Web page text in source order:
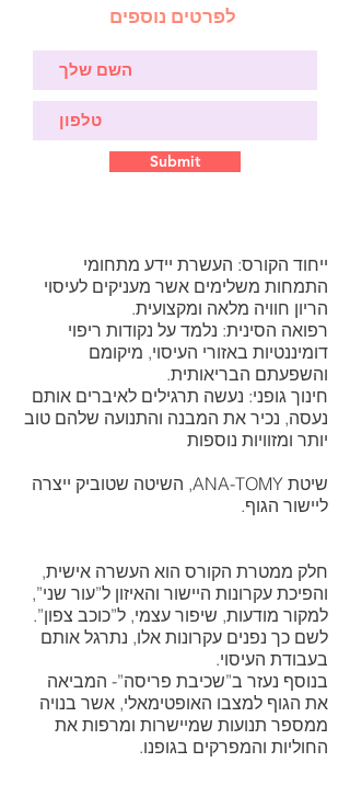
Submit
ייחוד הקורס: העשרת יידע מתחומי
התמחות משלימים אשר מעניקים לעיסוי
הריון חוויה מלאה ומקצועית.
רפואה הסינית: נלמד על נקודות ריפוי
דומיננטיות באזורי העיסוי, מיקומם
והשפעתם הבריאותית.
חינוך גופני: נעשה תרגילים לאיברים אותם
נעסה, נכיר את המבנה והתנועה שלהם טוב
יותר ומזוויות נוספות
שיטת ANA-TOMY, השיטה שטוביק ייצרה
ליישור הגוף.
חלק ממטרת הקורס הוא העשרה אישית,
והפיכת עקרונות היישור והאיזון ל”עור שני”,
למקור מודעות, שיפור עצמי, ל”כוכב צפון”.
לשם כך נפנים עקרונות אלו, נתרגל אותם
בעבודת העיסוי.
בנוסף נעזר ב”שכיבת פריסה”- המביאה
את הגוף למצבו האופטימאלי, אשר בנויה
ממספר תנועות שמיישרות ומרפות את
החוליות והמפרקים בגופנו.